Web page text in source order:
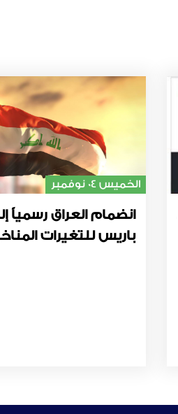
الخميس 04 نوفمبر
انضمام العراق رسمياً
باريس للتغيرات